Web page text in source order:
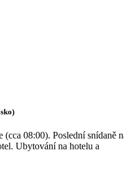
08:00). Poslední snídaně
Ubytování na hotelu a